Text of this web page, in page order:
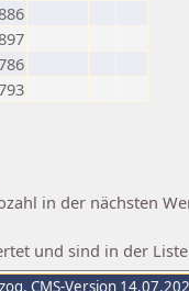
in der nächsten
und sind in der
, CMS-Version